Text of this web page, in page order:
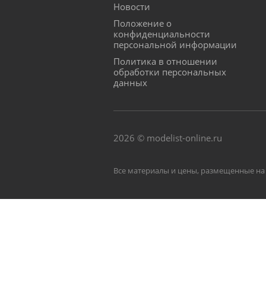
Новости
Положение о
конфиденциальности
персональной информации
Политика в отношении
обработки персональных
данных
2026 © modelist-online.ru
Все материалы и цены, размещенные на